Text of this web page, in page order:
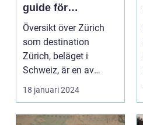
guide för
resenärer
Översikt över Zürich
som destination
Zürich, beläget i
Schweiz, är en av
Europas mest
populära dest...
18 januari 2024